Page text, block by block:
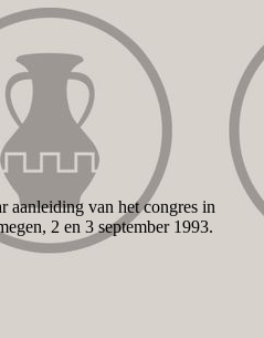
aanleiding van het congres in
2 en 3 september 1993.